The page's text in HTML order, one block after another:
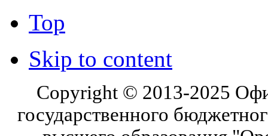
Top
Skip to content
Copyright © 2013-2025
государственного